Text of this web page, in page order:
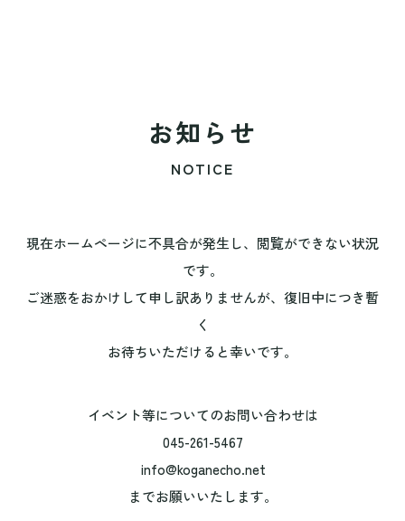
お知らせ
NOTICE
現在ホームページに不具合が発生し、閲覧ができない状況
です。
ご迷惑をおかけして申し訳ありませんが、復旧中につき暫
く
お待ちいただけると幸いです。
イベント等についてのお問い合わせは
045-261-5467
info@koganecho.net
までお願いいたします。